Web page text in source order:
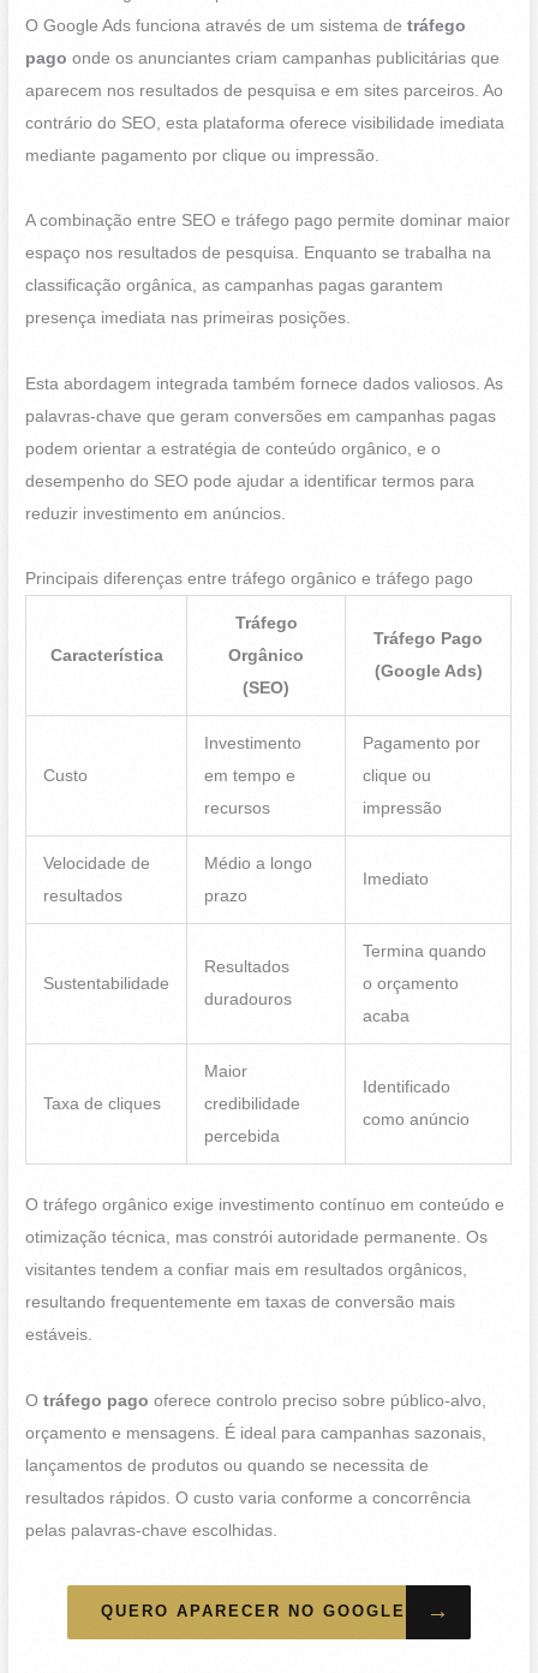
O Google Ads funciona através de um sistema detráfego
pago onde os anunciantes criam campanhas publicitárias que
aparecem nos resultados de pesquisa e em sites parceiros. Ao
contrário do SEO, esta plataforma oferece visibilidade imediata
mediante pagamento por clique ou impressão.
A combinação entre SEO e tráfego pago permite dominar maior
espaço nos resultados de pesquisa. Enquanto se trabalha na
classificação orgânica, as campanhas pagas garantem
presença imediata nas primeiras posições.
Esta abordagem integrada também fornece dados valiosos. As
palavras-chave que geram conversões em campanhas pagas
podem orientar a estratégia de conteúdo orgânico, e o
desempenho do SEO pode ajudar a identificar termos para
reduzir investimento em anúncios.
Principais diferenças entre tráfego orgânico e tráfego pago
Característica
Tráfego
Orgânico
(SEO)
Tráfego Pago
(Google Ads)
Custo
Investimento
em tempo e
recursos
Pagamento por
clique ou
impressão
Velocidade de
resultados
Médio a longo
prazo
Imediato
Sustentabilidade
Resultados
duradouros
Termina quando
o orçamento
acaba
Taxa de cliques
Maior
credibilidade
percebida
Identificado
como anúncio
O tráfego orgânico exige investimento contínuo em conteúdo e
otimização técnica, mas constrói autoridade permanente. Os
visitantes tendem a confiar mais em resultados orgânicos,
resultando frequentemente em taxas de conversão mais
estáveis.
Otráfego pago oferece controlo preciso sobre público-alvo,
orçamento e mensagens. É ideal para campanhas sazonais,
lançamentos de produtos ou quando se necessita de
resultados rápidos. O custo varia conforme a concorrência
pelas palavras-chave escolhidas.
QUERO APARECER NO GOOGLE →